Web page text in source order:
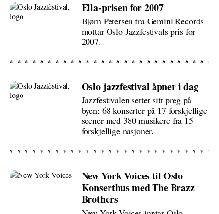
Ella-prisen for 2007
Bjørn Petersen fra Gemini Records
mottar Oslo Jazzfestivals pris for
2007.
Oslo jazzfestival åpner i dag
Jazzfestivalen setter sitt preg på
byen: 68 konserter på 17 forskjellige
scener med 380 musikere fra 15
forskjellige nasjoner.
New York Voices til Oslo
Konserthus med The Brazz
Brothers